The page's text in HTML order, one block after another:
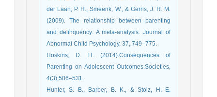
der Laan, P. H., Smeenk, W., & Gerris, J. R. M.
(2009). The relationship between parenting
and delinquency: A meta-analysis. Journal of
Abnormal Child Psychology, 37, 749–775.
Hoskins, D. H. (2014).Consequences of
Parenting on Adolescent Outcomes.Societies,
4(3),506–531.
Hunter, S. B., Barber, B. K., & Stolz, H. E.